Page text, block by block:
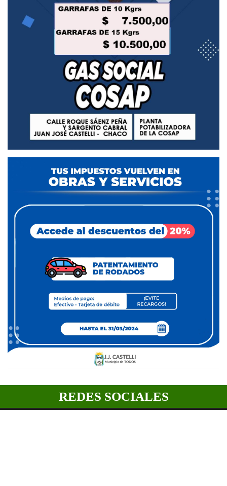
REDES SOCIALES